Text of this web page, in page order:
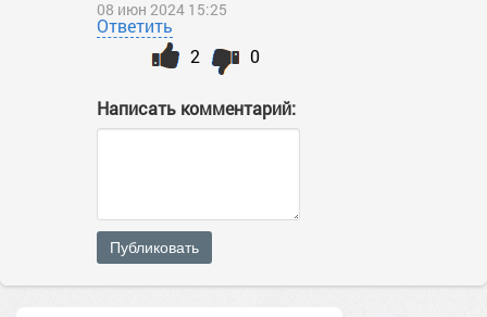
08 июн 2024 15:25
Ответить
0
2
Написать комментарий:
Публиковать